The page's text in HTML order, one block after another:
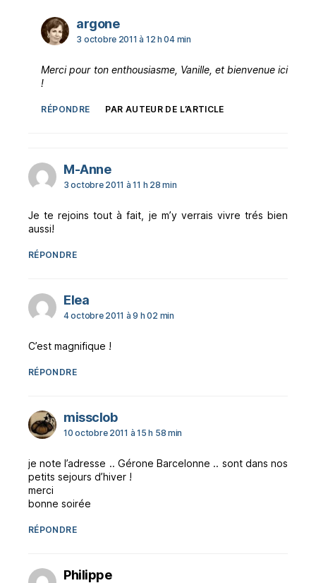
argonedit :
3 octobre 2011 à 12 h 04 min
Merci pour ton enthousiasme, Vanille, et bienvenue ici
!
RÉPONDRE PAR AUTEUR DE L’ARTICLE
M-Annedit :
3 octobre 2011 à 11 h 28 min
Je te rejoins tout à fait, je m’y verrais vivre trés bien
aussi!
RÉPONDRE
Eleadit :
4 octobre 2011 à 9 h 02 min
C’est magnifique !
RÉPONDRE
missclobdit :
10 octobre 2011 à 15 h 58 min
je note l’adresse .. Gérone Barcelonne .. sont dans nos
petits sejours d’hiver !
merci
bonne soirée
RÉPONDRE
Philippedit :